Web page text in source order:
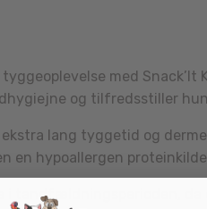
med
og tilfredsstiller
lang tyggetid og
en hypoallergen
i tandfældningsperioden,